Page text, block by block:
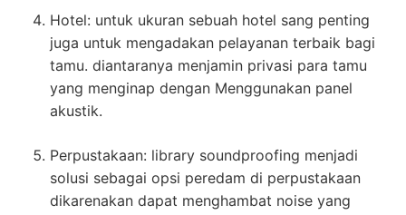
Hotel: untuk ukuran sebuah hotel sang penting
juga untuk mengadakan pelayanan terbaik bagi
tamu. diantaranya menjamin privasi para tamu
yang menginap dengan Menggunakan panel
akustik.
Perpustakaan: library soundproofing menjadi
solusi sebagai opsi peredam di perpustakaan
dikarenakan dapat menghambat noise yang